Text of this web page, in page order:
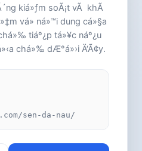
kiá»ƒm soÃ¡t vÃ khÃ
vá» ná»™i dung cá»§a
tiáº¿p tá»¥c náº¿u
chá»‰ dÆ°á»›i Ä‘Ã¢y.
sen-da-nau/